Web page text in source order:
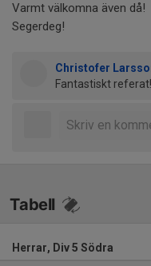
Varmt välkomna även då!
Segerdeg!
Christofer
Fantastiskt
Tabell
Herrar, Div 5 Södra